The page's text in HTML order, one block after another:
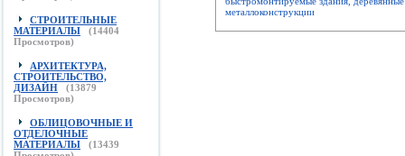
СТРОИТЕЛЬНЫЕ
МАТЕРИАЛЫ
(14404
Просмотров)
АРХИТЕКТУРА,
СТРОИТЕЛЬСТВО,
ДИЗАЙН
(13879
Просмотров)
ОБЛИЦОВОЧНЫЕ И
ОТДЕЛОЧНЫЕ
МАТЕРИАЛЫ
(13439
металлоконструкции